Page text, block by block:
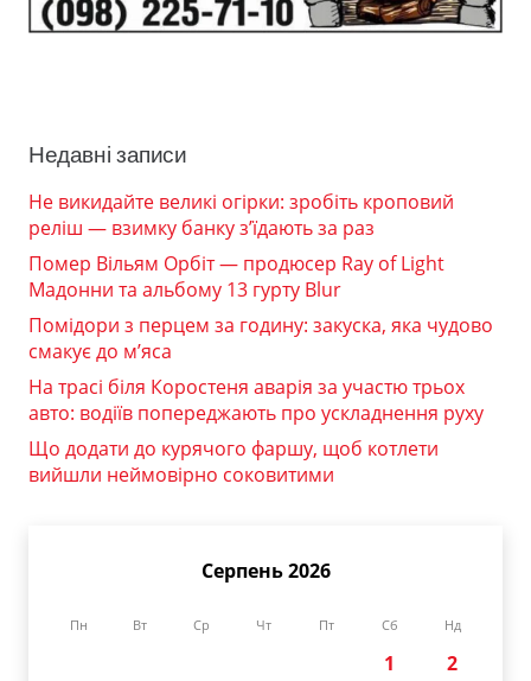
Недавні записи
Не викидайте великі огірки: зробіть кроповий
реліш — взимку банку з’їдають за раз
Помер Вільям Орбіт — продюсер Ray of Light
Мадонни та альбому 13 гурту Blur
Помідори з перцем за годину: закуска, яка чудово
смакує до м’яса
На трасі біля Коростеня аварія за участю трьох
авто: водіїв попереджають про ускладнення руху
Що додати до курячого фаршу, щоб котлети
вийшли неймовірно соковитими
Серпень 2026
Пн Вт Ср Чт Пт Сб Нд
1
2